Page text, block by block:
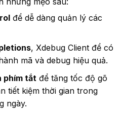
để dễ dàng quản lý các
, Xdebug Client để có
mã và debug hiệu quả.
phím tắtđể tăng tốc độ gõ
tiết kiệm thời gian trong
ngày.